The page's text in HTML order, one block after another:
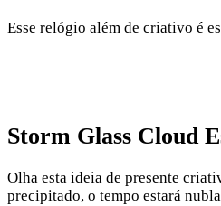
Esse relógio além de criativo é
Storm Glass Cloud
Olha esta ideia de presente
precipitado, o tempo estará